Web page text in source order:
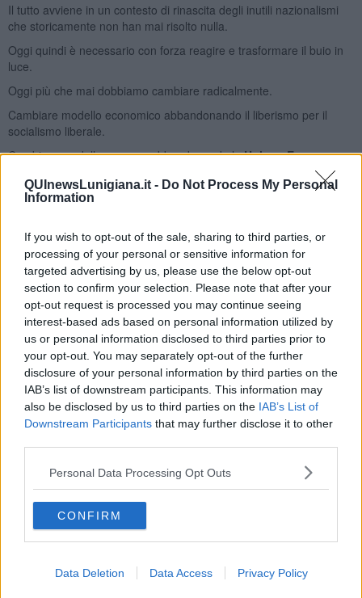
QUInewsLunigiana.it - Do Not Process My Personal
Information
If you wish to opt-out of the sale, sharing to third parties, or
processing of your personal or sensitive information for
targeted advertising by us, please use the below opt-out
section to confirm your selection. Please note that after your
opt-out request is processed you may continue seeing
interest-based ads based on personal information utilized by
us or personal information disclosed to third parties prior to
your opt-out. You may separately opt-out of the further
disclosure of your personal information by third parties on the
IAB’s list of downstream participants. This information may
also be disclosed by us to third parties on the IAB’s List of
Downstream Participants that may further disclose it to other
Personal Data Processing Opt Outs
CONFIRM
Data Deletion Data Access Privacy Policy
Il tutto avviene in un contesto di rinascita degli inutili nazionalismi
che storicamente non han mai risolto nulla.
Oggi quindi è necessario con forza reagire e trasformare il buio in
luce.
Oggi più che mai dobbiamo cambiare radicalmente.
Cambiare modello economico abbandonando il liberismo per il
socialismo liberale.
Cambiare modello europeo abbandonando laUnione Europea
d’Europa.
Nulla sarà più come prima.
Solo cosi trasformeremo l’ora più buia in una giornata di sole.
Salvatore Calleri
Se vuoi leggere le notizie principali della Toscana iscriviti alla
Newsletter QUInews - ToscanaMedia.Arriva gratis tutti i giorni
alle 20:00 direttamente nella tua casella di posta.
Basta cliccareQUI
Ti potrebbe interessare anche:
Articoli dal Blog “Legalità e non solo” di Salvatore Calleri
Il “dopo” Matteo Messina Denaro
Vademecum antimafia per gli elettori
Serve un esercito europeo